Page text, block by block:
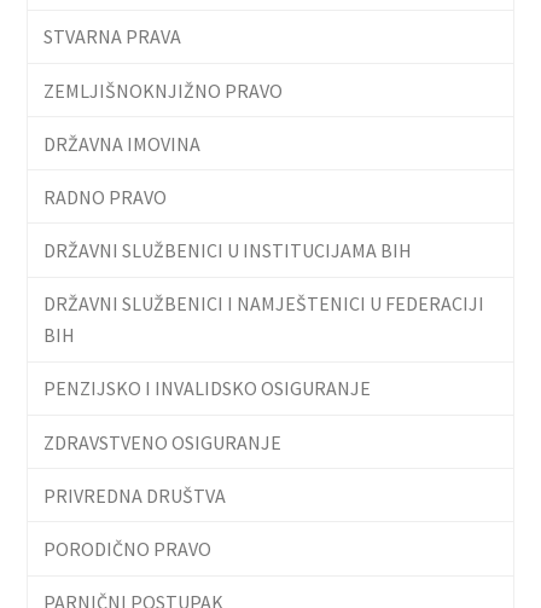
STVARNA PRAVA
ZEMLJIŠNOKNJIŽNO PRAVO
DRŽAVNA IMOVINA
RADNO PRAVO
DRŽAVNI SLUŽBENICI U INSTITUCIJAMA BIH
DRŽAVNI SLUŽBENICI I NAMJEŠTENICI U FEDERACIJI
BIH
PENZIJSKO I INVALIDSKO OSIGURANJE
ZDRAVSTVENO OSIGURANJE
PRIVREDNA DRUŠTVA
PORODIČNO PRAVO
PARNIČNI POSTUPAK